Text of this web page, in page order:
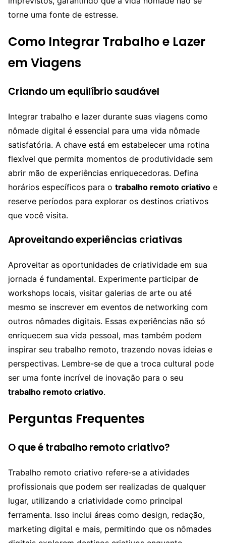
torne uma fonte de estresse.
Como Integrar Trabalho e Lazer
em Viagens
Criando um equilíbrio saudável
Integrar trabalho e lazer durante suas viagens como
nômade digital é essencial para uma vida nômade
satisfatória. A chave está em estabelecer uma rotina
flexível que permita momentos de produtividade sem
abrir mão de experiências enriquecedoras. Defina
horários específicos para o trabalho remoto criativo e
reserve períodos para explorar os destinos criativos
que você visita.
Aproveitando experiências criativas
Aproveitar as oportunidades de criatividade em sua
jornada é fundamental. Experimente participar de
workshops locais, visitar galerias de arte ou até
mesmo se inscrever em eventos de networking com
outros nômades digitais. Essas experiências não só
enriquecem sua vida pessoal, mas também podem
inspirar seu trabalho remoto, trazendo novas ideias e
perspectivas. Lembre-se de que a troca cultural pode
ser uma fonte incrível de inovação para o seu
trabalho remoto criativo.
Perguntas Frequentes
O que é trabalho remoto criativo?
Trabalho remoto criativo refere-se a atividades
profissionais que podem ser realizadas de qualquer
lugar, utilizando a criatividade como principal
ferramenta. Isso inclui áreas como design, redação,
marketing digital e mais, permitindo que os nômades